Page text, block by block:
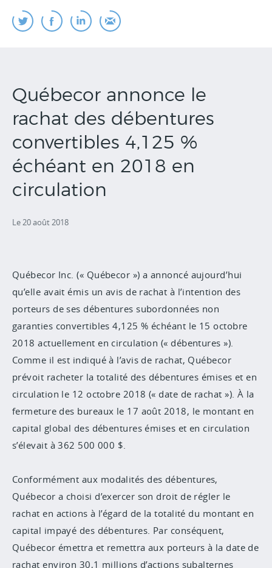
Québecor annonce le
rachat des débentures
convertibles 4,125 %
échéant en 2018 en
circulation
Le 20 août 2018
Québecor Inc. (« Québecor ») a annoncé aujourd’hui
qu’elle avait émis un avis de rachat à l’intention des
porteurs de ses débentures subordonnées non
garanties convertibles 4,125 % échéant le 15 octobre
2018 actuellement en circulation (« débentures »).
Comme il est indiqué à l’avis de rachat, Québecor
prévoit racheter la totalité des débentures émises et en
circulation le 12 octobre 2018 (« date de rachat »). À la
fermeture des bureaux le 17 août 2018, le montant en
capital global des débentures émises et en circulation
s’élevait à 362 500 000 $.
Conformément aux modalités des débentures,
Québecor a choisi d’exercer son droit de régler le
rachat en actions à l’égard de la totalité du montant en
capital impayé des débentures. Par conséquent,
Québecor émettra et remettra aux porteurs à la date de
rachat environ 30,1 millions d’actions subalternes